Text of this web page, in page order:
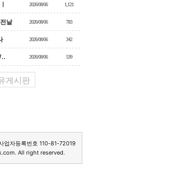
2026/08/06 1,121
날 2026/08/06 783
2026/08/06 342
.. 2026/08/06 539
게시판
업자등록번호 110-81-72019
All right reserved.